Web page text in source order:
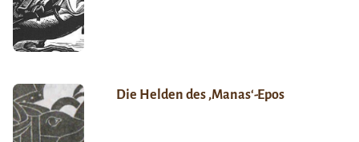
Die Helden des ‚Manas‘-Epos